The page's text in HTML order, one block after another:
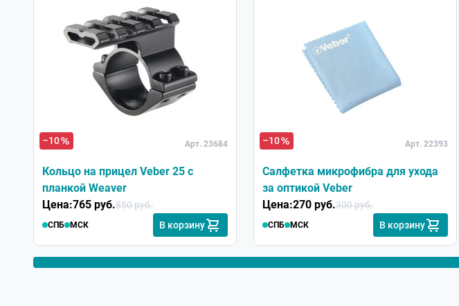
–10 Арт. 23684
Кольцо на прицел Veber 25 с
планкой Weaver
Цена:765 руб.850 руб.
СПБ МСК В корзину
–10 Арт. 22393
Салфетка микрофибра для ухода
за оптикой Veber
Цена:270 руб.300 руб.
СПБ МСК В корзину